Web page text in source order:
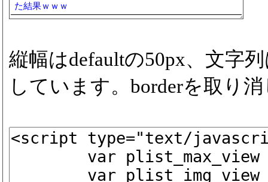
た結果ｗｗｗ
縦幅はdefaultの50px、文字
しています。borderを取り